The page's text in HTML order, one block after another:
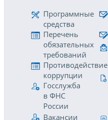
Программные
средства
Перечень
обязательных
требований
Противодействие
коррупции
Госслужба
в ФНС
России
Вакансии